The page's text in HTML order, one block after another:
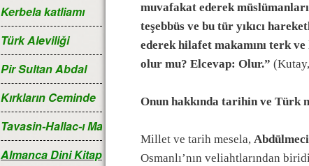
Kerbela katliamı
Türk Aleviliği
Pir Sultan Abdal
Kırkların Ceminde
Tavasin-Hallac-ı Mansur
Almanca Dini Kitaplar-Religiöse Bücher
muvafakat ederek
teşebbüs ve bu tür yıkıcı
ederek hilafet makamını terk
olur mu? Elcevap: Olur.”
Onun hakkında tarihin ve Türk
Millet ve tarih mesela,
Osmanlı’nın veliahtlarından